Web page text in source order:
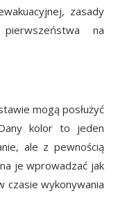
zasady
na
mogą posłużyć
kolor to jeden
ale z pewnością
je wprowadzać jak
czasie wykonywania